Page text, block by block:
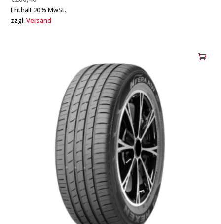
Enthält 20% MwSt.
zzgl.Versand